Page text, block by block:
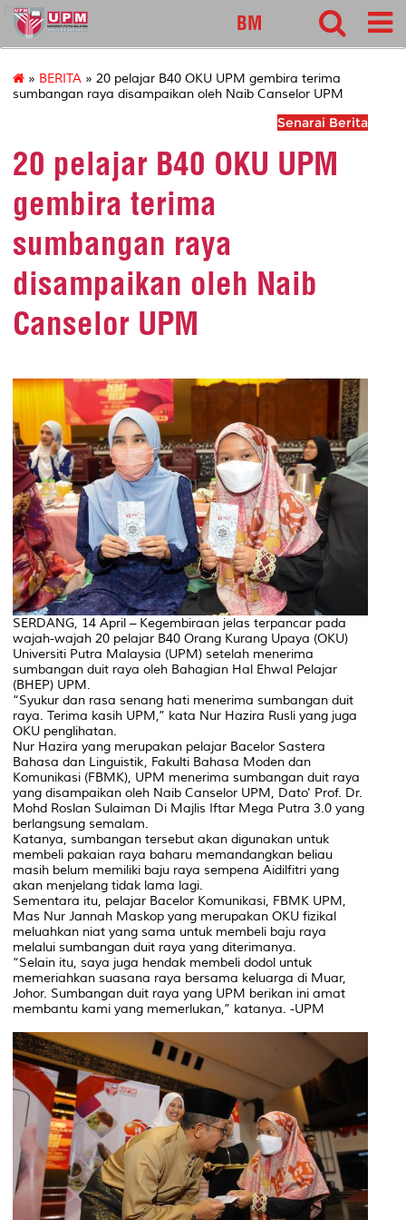
pnc
BM
» BERITA » 20 pelajar B40 OKU UPM gembira terima
sumbangan raya disampaikan oleh Naib Canselor UPM
Senarai Berita
20 pelajar B40 OKU UPM
gembira terima
sumbangan raya
disampaikan oleh Naib
Canselor UPM
SERDANG, 14 April – Kegembiraan jelas terpancar pada
wajah-wajah 20 pelajar B40 Orang Kurang Upaya (OKU)
Universiti Putra Malaysia (UPM) setelah menerima
sumbangan duit raya oleh Bahagian Hal Ehwal Pelajar
(BHEP) UPM.
“Syukur dan rasa senang hati menerima sumbangan duit
raya. Terima kasih UPM,” kata Nur Hazira Rusli yang juga
OKU penglihatan.
Nur Hazira yang merupakan pelajar Bacelor Sastera
Bahasa dan Linguistik, Fakulti Bahasa Moden dan
Komunikasi (FBMK), UPM menerima sumbangan duit raya
yang disampaikan oleh Naib Canselor UPM, Dato' Prof. Dr.
Mohd Roslan Sulaiman Di Majlis Iftar Mega Putra 3.0 yang
berlangsung semalam.
Katanya, sumbangan tersebut akan digunakan untuk
membeli pakaian raya baharu memandangkan beliau
masih belum memiliki baju raya sempena Aidilfitri yang
akan menjelang tidak lama lagi.
Sementara itu, pelajar Bacelor Komunikasi, FBMK UPM,
Mas Nur Jannah Maskop yang merupakan OKU fizikal
meluahkan niat yang sama untuk membeli baju raya
melalui sumbangan duit raya yang diterimanya.
“Selain itu, saya juga hendak membeli dodol untuk
memeriahkan suasana raya bersama keluarga di Muar,
Johor. Sumbangan duit raya yang UPM berikan ini amat
membantu kami yang memerlukan,” katanya. -UPM